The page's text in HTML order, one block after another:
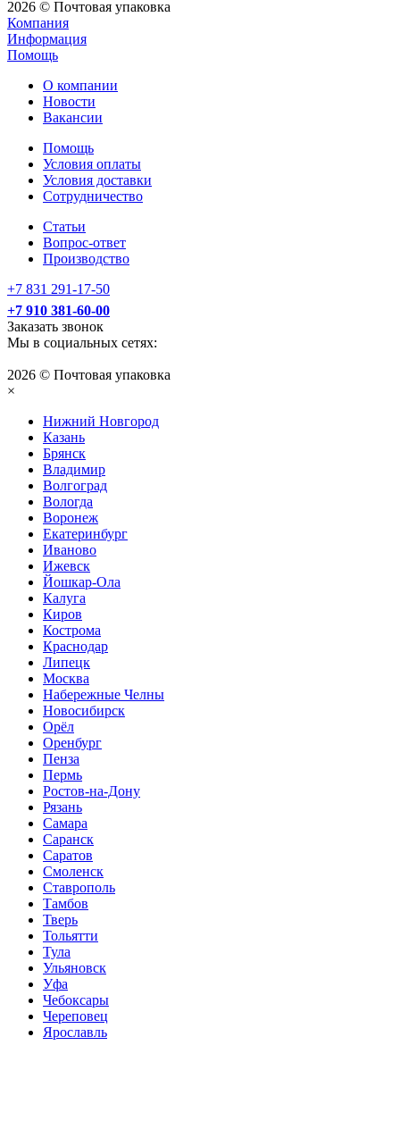
2026 © Почтовая упаковка
Компания
Информация
Помощь
О компании
Новости
Вакансии
Помощь
Условия оплаты
Условия доставки
Сотрудничество
Статьи
Вопрос-ответ
Производство
+7 831 291-17-50
+7 910 381-60-00
Заказать звонок
Мы в социальных сетях:
2026 © Почтовая упаковка
×
Нижний Нoвгород
Казань
Брянск
Владимир
Волгоград
Вологда
Воронеж
Екатеринбург
Иваново
Ижевск
Йошкар-Ола
Калуга
Киров
Кострома
Краснодар
Липецк
Москва
Набережные Челны
Новосибирск
Орёл
Оренбург
Пенза
Пермь
Ростов-на-Дону
Рязань
Самара
Саранск
Саратов
Смоленск
Ставрополь
Тамбов
Тверь
Тольятти
Тула
Ульяновск
Уфа
Чебоксары
Череповец
Ярославль